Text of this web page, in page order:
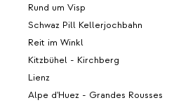
Rund um Visp
Schwaz Pill Kellerjochbahn
Reit im Winkl
Kitzbühel - Kirchberg
Lienz
Alpe d'Huez - Grandes Rousses